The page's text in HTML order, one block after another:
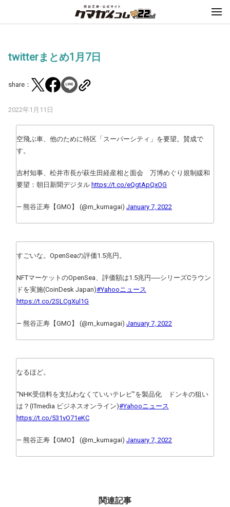
twitterまとめ1月7日
share：
2022年1月11日
空飛ぶ車、他のために特区「スーパーシティ」を要望。賛成で
す。
吉村知事、松井市長が萩生田経産相と面会 万博めぐり規制緩和
要望：朝日新聞デジタル https://t.co/eQgtApQxOG
— 熊谷正寿【GMO】 (@m_kumagai) January 7, 2022
すごいな。OpenSeaの評価1.5兆円。
NFTマーケットのOpenSea、評価額は1.5兆円──シリーズCラウン
ドを実施(CoinDesk Japan)#Yahooニュース
https://t.co/2SLCgXul1G
— 熊谷正寿【GMO】 (@m_kumagai) January 7, 2022
なるほど。
“NHK受信料を支払わなくていいテレビ”を製品化 ドンキの狙い
は？(ITmedia ビジネスオンライン)#Yahooニュース
https://t.co/531vO71eKC
— 熊谷正寿【GMO】 (@m_kumagai) January 7, 2022
関連記事